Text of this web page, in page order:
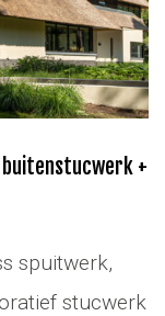
+
spuitwerk,
stucwerk